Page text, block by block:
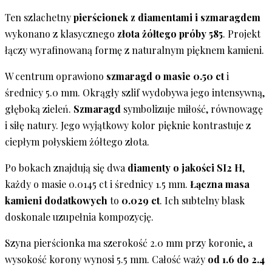
Ten szlachetnypierścionek z diamentami i szmaragdem
wykonano z klasycznego złota żółtego próby 585. Projekt
łączy wyrafinowaną formę z naturalnym pięknem kamieni.
W centrum oprawiono szmaragd o masie 0.50 cti
średnicy 5.0 mm. Okrągły szlif wydobywa jego intensywną,
głęboką zieleń. Szmaragd symbolizuje miłość, równowagę
i siłę natury. Jego wyjątkowy kolor pięknie kontrastuje z
ciepłym połyskiem żółtego złota.
Po bokach znajdują się dwa diamenty o jakości SI2 H,
każdy o masie 0.0145 ct i średnicy 1.5 mm. Łączna masa
kamieni dodatkowych to 0.029 ct. Ich subtelny blask
doskonale uzupełnia kompozycję.
Szyna pierścionka ma szerokość 2.0 mm przy koronie, a
wysokość korony wynosi 5.5 mm. Całość waży od 1.6 do 2.4